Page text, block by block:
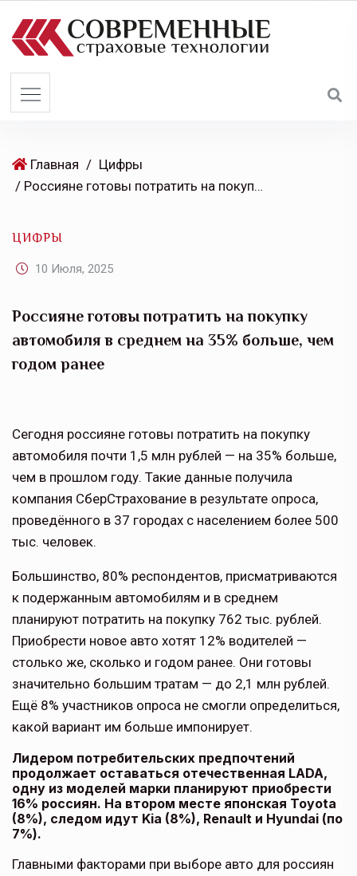
Главная / Цифры
/ Россияне готовы потратить на покупку автомобиля в среднем на 35% больше, чем годом ранее
ЦИФРЫ
10 Июля, 2025
Россияне готовы потратить на покупку
автомобиля в среднем на 35% больше, чем
годом ранее
Сегодня россияне готовы потратить на покупку
автомобиля почти 1,5 млн рублей — на 35% больше,
чем в прошлом году. Такие данные получила
компания СберСтрахование в результате опроса,
проведённого в 37 городах с населением более 500
тыс. человек.
Большинство, 80% респондентов, присматриваются
к подержанным автомобилям и в среднем
планируют потратить на покупку 762 тыс. рублей.
Приобрести новое авто хотят 12% водителей —
столько же, сколько и годом ранее. Они готовы
значительно большим тратам — до 2,1 млн рублей.
Ещё 8% участников опроса не смогли определиться,
какой вариант им больше импонирует.
Лидером потребительских предпочтений
продолжает оставаться отечественная LADA,
одну из моделей марки планируют приобрести
16% россиян. На втором месте японская Toyota
(8%), следом идут Kia (8%), Renault и Hyundai (по
7%).
Главными факторами при выборе авто для россиян